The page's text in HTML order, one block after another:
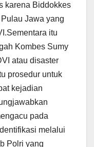
karena Biddokkes
Jawa yang
itu
Kombes Sumy
atau disaster
prosedur untuk
kejadian
pada
melalui
Polri yang